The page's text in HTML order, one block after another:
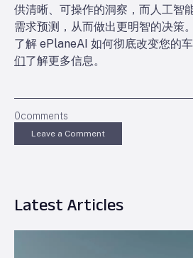
供清晰、可操作的洞察，而人工智
需求预测，从而做出更明智的决策。
了解 ePlaneAI 如何彻底改变您的车
们了解更多信息。
0comments
Leave a Comment
Latest Articles